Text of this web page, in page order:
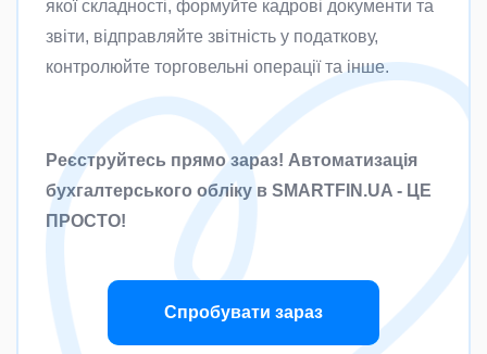
якої складності, формуйте кадрові документи та
звіти, відправляйте звітність у податкову,
контролюйте торговельні операції та інше.
Реєструйтесь прямо зараз! Автоматизація
бухгалтерського обліку в SMARTFIN.UA - ЦЕ
ПРОСТО!
Спробувати зараз